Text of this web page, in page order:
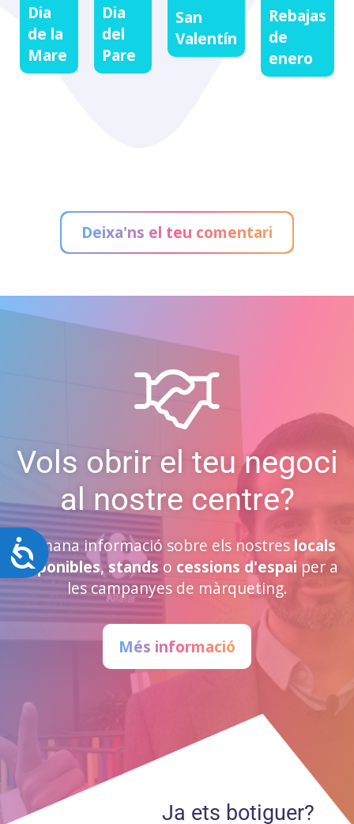
Accesibilidad
Dia
de la
Mare
Dia
del
Pare
San
Valentín
Rebajas
de
enero
Deixa'ns el teu comentari
Vols obrir el teu negoci
al nostre centre?
Demana informació sobre els nostres locals
disponibles,stands o cessions d'espai per a
les campanyes de màrqueting.
Més informació
Ja ets botiguer?